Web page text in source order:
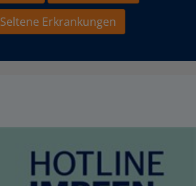
Seltene Erkrankungen